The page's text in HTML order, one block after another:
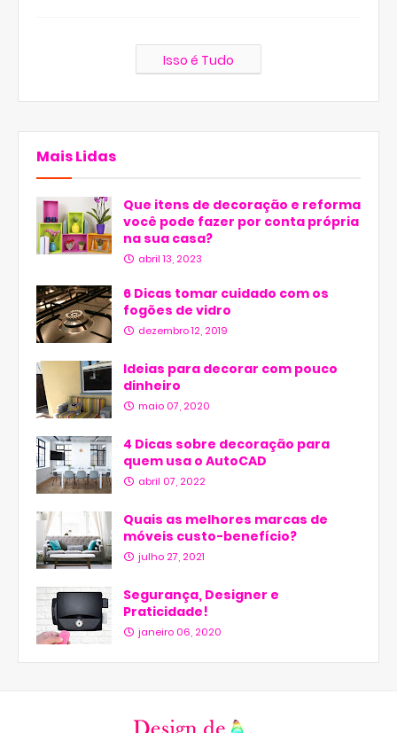
Isso é Tudo
Mais Lidas
Que itens de decoração e reforma
você pode fazer por conta própria
na sua casa?
abril 13, 2023
6 Dicas tomar cuidado com os
fogões de vidro
dezembro 12, 2019
Ideias para decorar com pouco
dinheiro
maio 07, 2020
4 Dicas sobre decoração para
quem usa o AutoCAD
abril 07, 2022
Quais as melhores marcas de
móveis custo-benefício?
julho 27, 2021
Segurança, Designer e
Praticidade!
janeiro 06, 2020